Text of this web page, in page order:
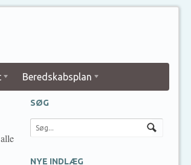
Beredskabsplan
SØG
NYE INDLÆG